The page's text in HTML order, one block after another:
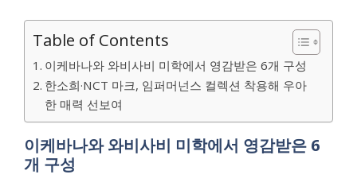
Table of Contents
이케바나와 와비사비 미학에서 영감받은 6개 구성
한소희·NCT 마크, 임퍼머넌스 컬렉션 착용해 우아
한 매력 선보여
이케바나와 와비사비 미학에서 영감받은 6
개 구성